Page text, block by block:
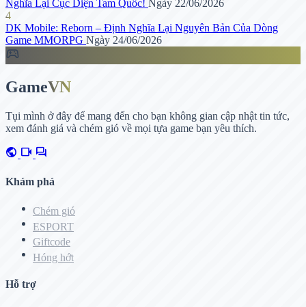
Nghĩa Lại Cục Diện Tam Quốc! Ngày 22/06/2026
4
DK Mobile: Reborn – Định Nghĩa Lại Nguyên Bản Của Dòng
Game MMORPG Ngày 24/06/2026
sports_esports
GameVN
Tụi mình ở đây để mang đến cho bạn không gian cập nhật tin tức,
xem đánh giá và chém gió về mọi tựa game bạn yêu thích.
public videocam forum
Khám phá
Chém gió
ESPORT
Giftcode
Hóng hớt
Hỗ trợ